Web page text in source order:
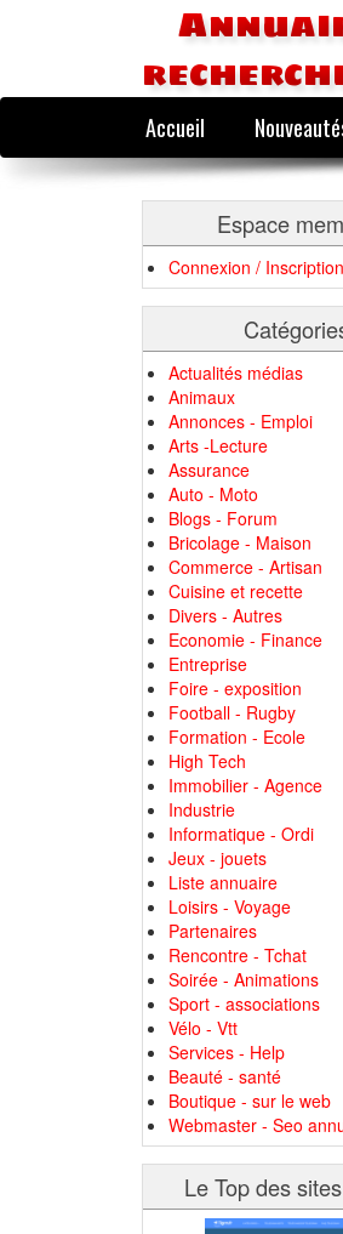
Accueil
Espace
Connexion / Inscription
Actualités médias
Animaux
Annonces - Emploi
Arts -Lecture
Assurance
Auto - Moto
Blogs - Forum
Bricolage - Maison
Commerce - Artisan
Cuisine et recette
Divers - Autres
Economie - Finance
Entreprise
Foire - exposition
Football - Rugby
Formation - Ecole
High Tech
Immobilier - Agence
Industrie
Informatique - Ordi
Jeux - jouets
Liste annuaire
Loisirs - Voyage
Partenaires
Rencontre - Tchat
Soirée - Animations
Sport - associations
Vélo - Vtt
Services - Help
Beauté - santé
Boutique - sur le web
Webmaster - Seo
Le Top des